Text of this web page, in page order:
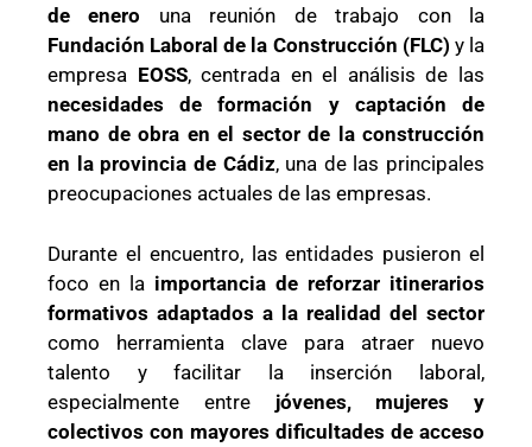
de enero una reunión de trabajo con la
Fundación Laboral de la Construcción (FLC) y la
empresa EOSS, centrada en el análisis de las
necesidades de formación y captación de
mano de obra en el sector de la construcción
en la provincia de Cádiz, una de las principales
preocupaciones actuales de las empresas.
Durante el encuentro, las entidades pusieron el
foco en la importancia de reforzar itinerarios
formativos adaptados a la realidad del sector
como herramienta clave para atraer nuevo
talento y facilitar la inserción laboral,
especialmente entre jóvenes, mujeres y
colectivos con mayores dificultades de acceso